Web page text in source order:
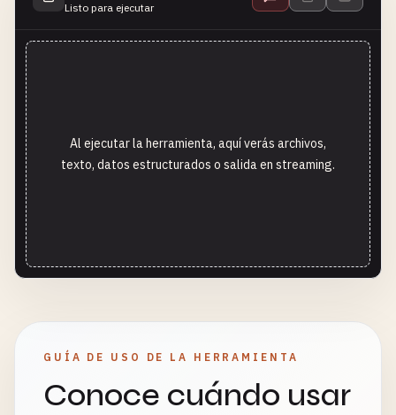
Listo para ejecutar
Al ejecutar la herramienta, aquí verás archivos,
texto, datos estructurados o salida en streaming.
GUÍA DE USO DE LA HERRAMIENTA
Conoce cuándo usar